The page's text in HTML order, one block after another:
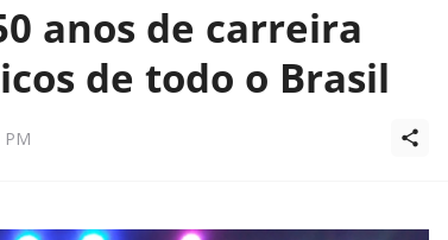
anos de carreira
de todo o Brasil
PM